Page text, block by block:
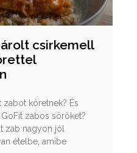
csirkemell
köretnek? És
zabos söröket?
zab nagyon jól
ételbe, amibe